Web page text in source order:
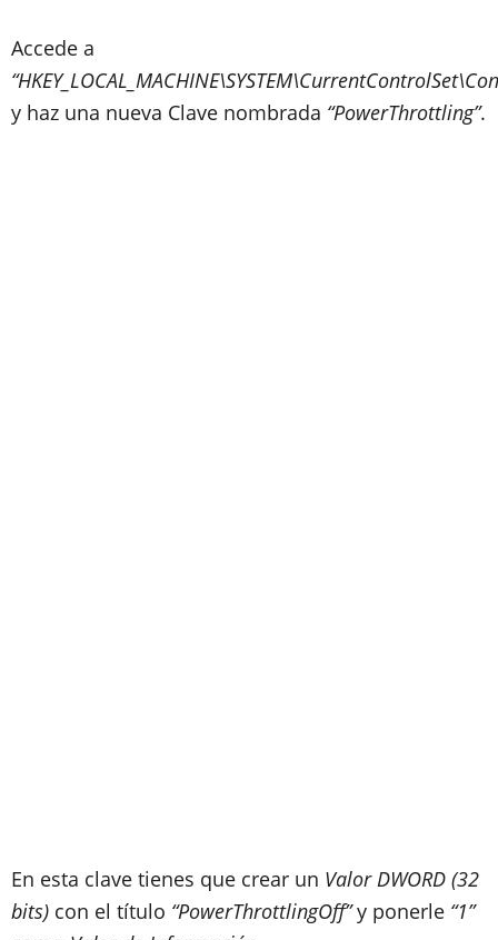
Accede a
y haz una nueva Clave nombrada “PowerThrottling”.
En esta clave tienes que crear un Valor DWORD (32
bits) con el título “PowerThrottlingOff”y ponerle “1”